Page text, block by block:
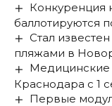
Конкуренция
баллотируются
Стал
пляжами в
Медицинские
Краснодара с 1
Первые